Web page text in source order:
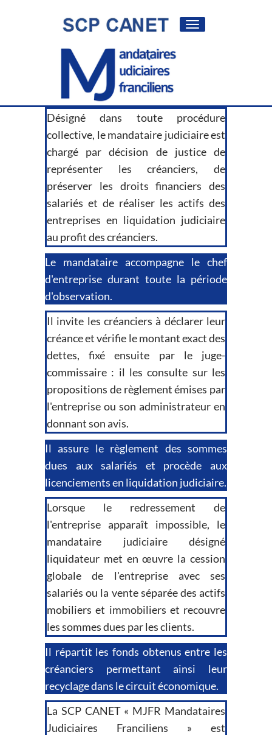
Toggle
Désigné dans toute procédure
collective, le mandataire judiciaire est
chargé par décision de justice de
représenter les créanciers, de
préserver les droits financiers des
salariés et de réaliser les actifs des
entreprises en liquidation judiciaire
au profit des créanciers.
Le mandataire accompagne le chef
d'entreprise durant toute la période
d'observation.
Il invite les créanciers à déclarer leur
créance et vérifie le montant exact des
dettes, fixé ensuite par le juge-
commissaire : il les consulte sur les
propositions de règlement émises par
l'entreprise ou son administrateur en
donnant son avis.
Il assure le règlement des sommes
dues aux salariés et procède aux
licenciements en liquidation judiciaire.
Lorsque le redressement de
l'entreprise apparaît impossible, le
mandataire judiciaire désigné
liquidateur met en œuvre la cession
globale de l'entreprise avec ses
salariés ou la vente séparée des actifs
mobiliers et immobiliers et recouvre
les sommes dues par les clients.
Il répartit les fonds obtenus entre les
créanciers permettant ainsi leur
recyclage dans le circuit économique.
La SCP CANET « MJFR Mandataires
Judiciaires Franciliens » est